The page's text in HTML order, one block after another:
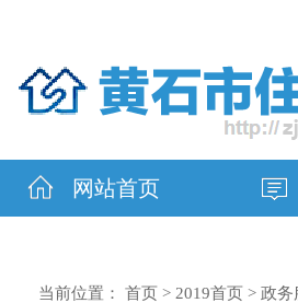
网站首页
当前位置： 首页 > 2019首页 > 政务